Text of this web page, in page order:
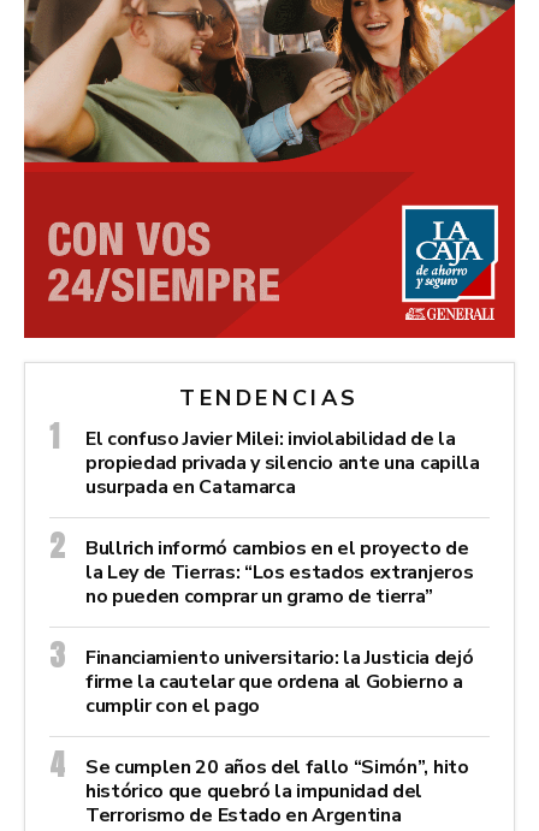
TENDENCIAS
El confuso Javier Milei: inviolabilidad de la
propiedad privada y silencio ante una capilla
usurpada en Catamarca
Bullrich informó cambios en el proyecto de
la Ley de Tierras: “Los estados extranjeros
no pueden comprar un gramo de tierra”
Financiamiento universitario: la Justicia dejó
firme la cautelar que ordena al Gobierno a
cumplir con el pago
Se cumplen 20 años del fallo “Simón”, hito
histórico que quebró la impunidad del
Terrorismo de Estado en Argentina